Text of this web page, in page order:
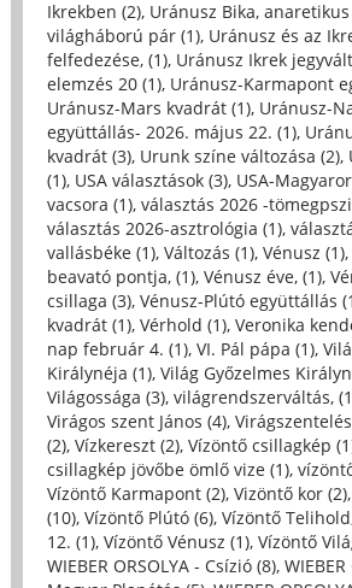
Ikrekben (2), Uránusz Bika,
világháború pár (1), Uránusz és az
felfedezése, (1), Uránusz Ikrek
elemzés 20 (1), Uránusz-Karmapont
Uránusz-Mars kvadrát (1), Uránusz-
együttállás- 2026. május 22. (1),
kvadrát (3), Urunk színe változása (2),
(1), USA választások (3), USA-
vacsora (1), választás 2026 -
választás 2026-asztrológia (1),
vallásbéke (1), Változás (1), Vénusz (1),
beavató pontja, (1), Vénusz éve, (1),
csillaga (3), Vénusz-Plútó együttállás
kvadrát (1), Vérhold (1), Veronika
nap február 4. (1), VI. Pál pápa (1),
Királynéja (1), Világ Győzelmes
Világossága (3), világrendszerváltás,
Virágos szent János (4),
(2), Vízkereszt (2), Vízöntő csillagkép
csillagkép jövőbe ömlő vize (1),
Vízöntő Karmapont (2), Vizöntő kor (2),
(10), Vízöntő Plútó (6), Vízöntő
12. (1), Vízöntő Vénusz (1), Vízöntő
WIEBER ORSOLYA - Csízió (8), WIEBER